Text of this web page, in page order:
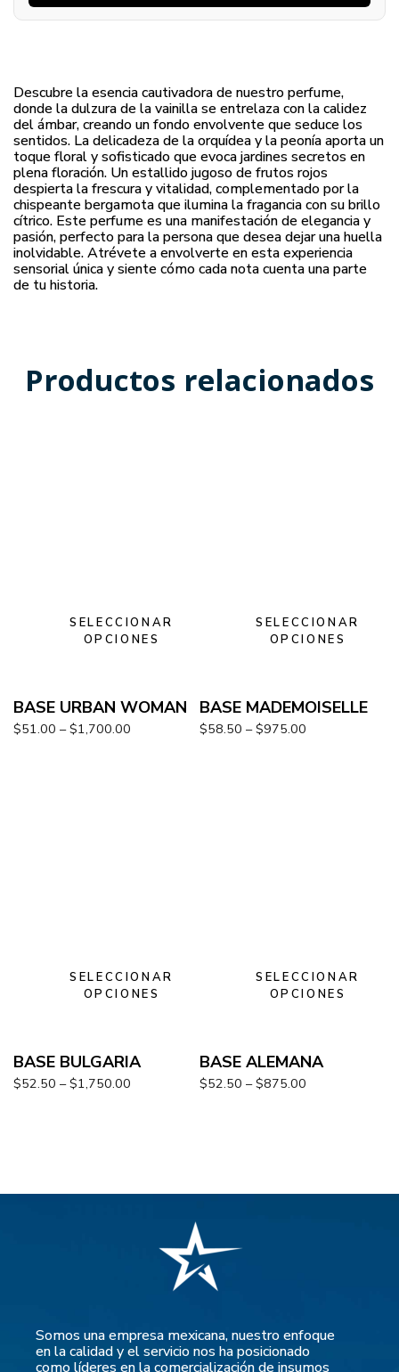
Descubre la esencia cautivadora de nuestro perfume,
donde la dulzura de la vainilla se entrelaza con la calidez
del ámbar, creando un fondo envolvente que seduce los
sentidos. La delicadeza de la orquídea y la peonía aporta un
toque floral y sofisticado que evoca jardines secretos en
plena floración. Un estallido jugoso de frutos rojos
despierta la frescura y vitalidad, complementado por la
chispeante bergamota que ilumina la fragancia con su brillo
cítrico. Este perfume es una manifestación de elegancia y
pasión, perfecto para la persona que desea dejar una huella
inolvidable. Atrévete a envolverte en esta experiencia
sensorial única y siente cómo cada nota cuenta una parte
de tu historia.
Productos relacionados
SELECCIONAR
OPCIONES
BASE URBAN WOMAN
$51.00 – $1,700.00
SELECCIONAR
OPCIONES
BASE MADEMOISELLE
$58.50 – $975.00
SELECCIONAR
OPCIONES
BASE BULGARIA
$52.50 – $1,750.00
SELECCIONAR
OPCIONES
BASE ALEMANA
$52.50 – $875.00
Somos una empresa mexicana, nuestro enfoque
en la calidad y el servicio nos ha posicionado
como líderes en la comercialización de insumos